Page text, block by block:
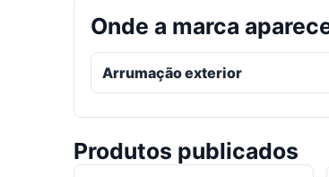
Onde a marca
Arrumação exterior
Produtos publicados